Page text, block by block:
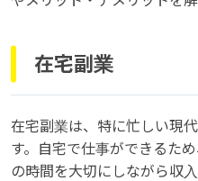
在宅副業
在宅副業は、特に忙しい現
す。自宅で仕事ができるた
の時間を大切にしながら収